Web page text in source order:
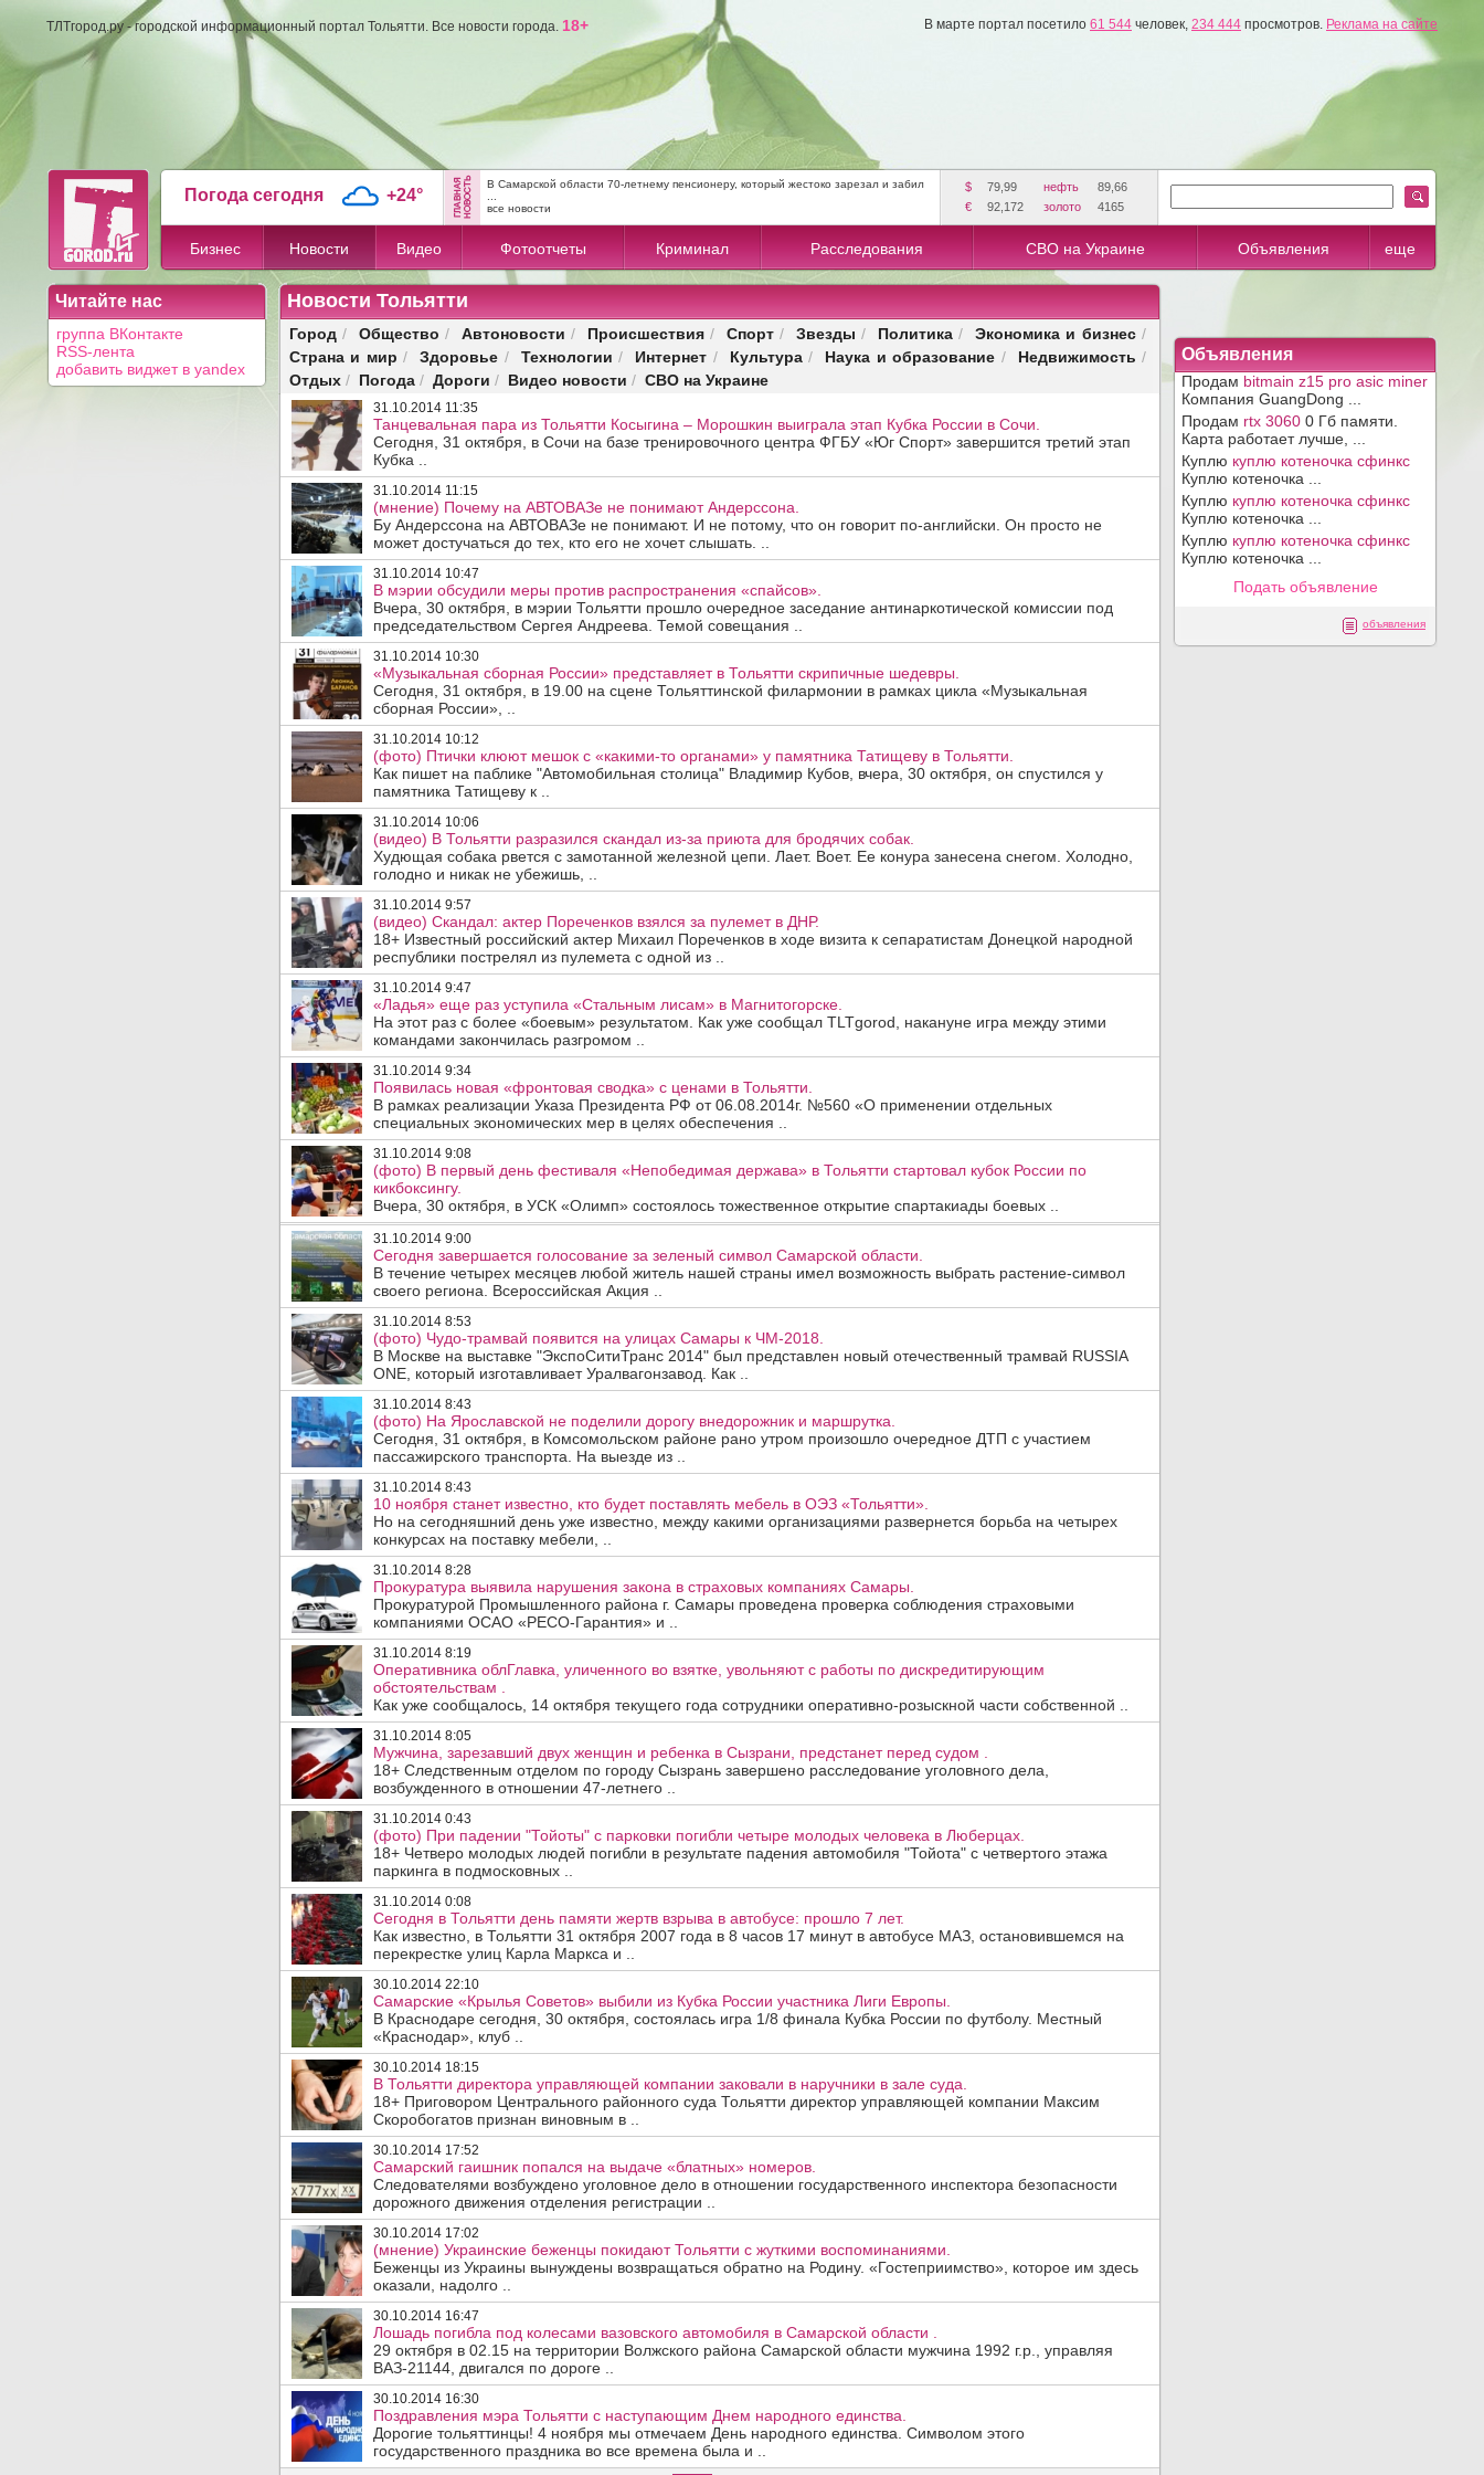
ТЛТгород.ру - городской информационный портал Тольятти. Все новости города. 18+ В марте портал посетило 61 544 человек, 234 444 просмотров. Реклама на сайте
Погода сегодня +24°
В Самарской области 70-летнему пенсионеру, который жестоко зарезал и забил
все новости
$ 79,99 нефть
89,66
€
92,172 золото 4165
Бизнес Новости Видео Фотоотчеты Криминал Расследования СВО на Украине Объявления еще
Читайте нас
группа ВКонтакте
RSS-лента
добавить виджет в yandex
Новости Тольятти
Город / Общество / Автоновости / Происшествия / Спорт / Звезды / Политика / Экономика и бизнес/
Страна и мир / Здоровье / Технологии / Интернет / Культура/ Наука и образование / Недвижимость /
Отдых / Погода / Дороги / Видео новости / СВО на Украине
31.10.2014 11:35
Танцевальная пара из Тольятти Косыгина – Морошкин выиграла этап Кубка России в Сочи.
Сегодня, 31 октября, в Сочи на базе тренировочного центра ФГБУ «Юг Спорт» завершится третий этап
Кубка ..
31.10.2014 11:15
(мнение) Почему на АВТОВАЗе не понимают Андерссона.
Бу Андерссона на АВТОВАЗе не понимают. И не потому, что он говорит по-английски. Он просто не
может достучаться до тех, кто его не хочет слышать. ..
31.10.2014 10:47
В мэрии обсудили меры против распространения «спайсов».
Вчера, 30 октября, в мэрии Тольятти прошло очередное заседание антинаркотической комиссии под
председательством Сергея Андреева. Темой совещания ..
31.10.2014 10:30
«Музыкальная сборная России» представляет в Тольятти скрипичные шедевры.
Сегодня, 31 октября, в 19.00 на сцене Тольяттинской филармонии в рамках цикла «Музыкальная
сборная России», ..
31.10.2014 10:12
(фото) Птички клюют мешок с «какими-то органами» у памятника Татищеву в Тольятти.
Как пишет на паблике "Автомобильная столица" Владимир Кубов, вчера, 30 октября, он спустился у
памятника Татищеву к ..
31.10.2014 10:06
(видео) В Тольятти разразился скандал из-за приюта для бродячих собак.
Худющая собака рвется с замотанной железной цепи. Лает. Воет. Ее конура занесена снегом. Холодно,
голодно и никак не убежишь, ..
31.10.2014 9:57
(видео) Скандал: актер Пореченков взялся за пулемет в ДНР.
18+ Известный российский актер Михаил Пореченков в ходе визита к сепаратистам Донецкой народной
республики пострелял из пулемета с одной из ..
31.10.2014 9:47
«Ладья» еще раз уступила «Стальным лисам» в Магнитогорске.
На этот раз с более «боевым» результатом. Как уже сообщал TLTgorod, накануне игра между этими
командами закончилась разгромом ..
31.10.2014 9:34
Появилась новая «фронтовая сводка» с ценами в Тольятти.
В рамках реализации Указа Президента РФ от 06.08.2014г. №560 «О применении отдельных
специальных экономических мер в целях обеспечения ..
31.10.2014 9:08
(фото) В первый день фестиваля «Непобедимая держава» в Тольятти стартовал кубок России по
кикбоксингу.
Вчера, 30 октября, в УСК «Олимп» состоялось тожественное открытие спартакиады боевых ..
31.10.2014 9:00
Сегодня завершается голосование за зеленый символ Самарской области.
В течение четырех месяцев любой житель нашей страны имел возможность выбрать растение-символ
своего региона. Всероссийская Акция ..
31.10.2014 8:53
(фото) Чудо-трамвай появится на улицах Самары к ЧМ-2018.
В Москве на выставке "ЭкспоСитиТранс 2014" был представлен новый отечественный трамвай RUSSIA
ONE, который изготавливает Уралвагонзавод. Как ..
31.10.2014 8:43
(фото) На Ярославской не поделили дорогу внедорожник и маршрутка.
Сегодня, 31 октября, в Комсомольском районе рано утром произошло очередное ДТП с участием
пассажирского транспорта. На выезде из ..
31.10.2014 8:43
10 ноября станет известно, кто будет поставлять мебель в ОЭЗ «Тольятти».
Но на сегодняшний день уже известно, между какими организациями развернется борьба на четырех
конкурсах на поставку мебели, ..
31.10.2014 8:28
Прокуратура выявила нарушения закона в страховых компаниях Самары.
Прокуратурой Промышленного района г. Самары проведена проверка соблюдения страховыми
компаниями ОСАО «РЕСО-Гарантия» и ..
31.10.2014 8:19
Оперативника облГлавка, уличенного во взятке, увольняют с работы по дискредитирующим
обстоятельствам .
Как уже сообщалось, 14 октября текущего года сотрудники оперативно-розыскной части собственной ..
31.10.2014 8:05
Мужчина, зарезавший двух женщин и ребенка в Сызрани, предстанет перед судом .
18+ Следственным отделом по городу Сызрань завершено расследование уголовного дела,
возбужденного в отношении 47-летнего ..
31.10.2014 0:43
(фото) При падении "Тойоты" с парковки погибли четыре молодых человека в Люберцах.
18+ Четверо молодых людей погибли в результате падения автомобиля "Тойота" с четвертого этажа
паркинга в подмосковных ..
31.10.2014 0:08
Сегодня в Тольятти день памяти жертв взрыва в автобусе: прошло 7 лет.
Как известно, в Тольятти 31 октября 2007 года в 8 часов 17 минут в автобусе МАЗ, остановившемся на
перекрестке улиц Карла Маркса и ..
30.10.2014 22:10
Самарские «Крылья Советов» выбили из Кубка России участника Лиги Европы.
В Краснодаре сегодня, 30 октября, состоялась игра 1/8 финала Кубка России по футболу. Местный
«Краснодар», клуб ..
30.10.2014 18:15
В Тольятти директора управляющей компании заковали в наручники в зале суда.
18+ Приговором Центрального районного суда Тольятти директор управляющей компании Максим
Скоробогатов признан виновным в ..
30.10.2014 17:52
Самарский гаишник попался на выдаче «блатных» номеров.
Следователями возбуждено уголовное дело в отношении государственного инспектора безопасности
дорожного движения отделения регистрации ..
30.10.2014 17:02
(мнение) Украинские беженцы покидают Тольятти с жуткими воспоминаниями.
Беженцы из Украины вынуждены возвращаться обратно на Родину. «Гостеприимство», которое им здесь
оказали, надолго ..
30.10.2014 16:47
Лошадь погибла под колесами вазовского автомобиля в Самарской области .
29 октября в 02.15 на территории Волжского района Самарской области мужчина 1992 г.р., управляя
ВАЗ-21144, двигался по дороге ..
30.10.2014 16:30
Поздравления мэра Тольятти с наступающим Днем народного единства.
Дорогие тольяттинцы! 4 ноября мы отмечаем День народного единства. Символом этого
государственного праздника во все времена была и ..
Объявления
Продам bitmain z15 pro asic miner
Компания GuangDong ...
Продам rtx 3060 0 Гб памяти.
Карта работает лучше, ...
Куплю куплю котеночка сфинкс
Куплю котеночка ...
Куплю куплю котеночка сфинкс
Куплю котеночка ...
Куплю куплю котеночка сфинкс
Куплю котеночка ...
Подать объявление
объявления